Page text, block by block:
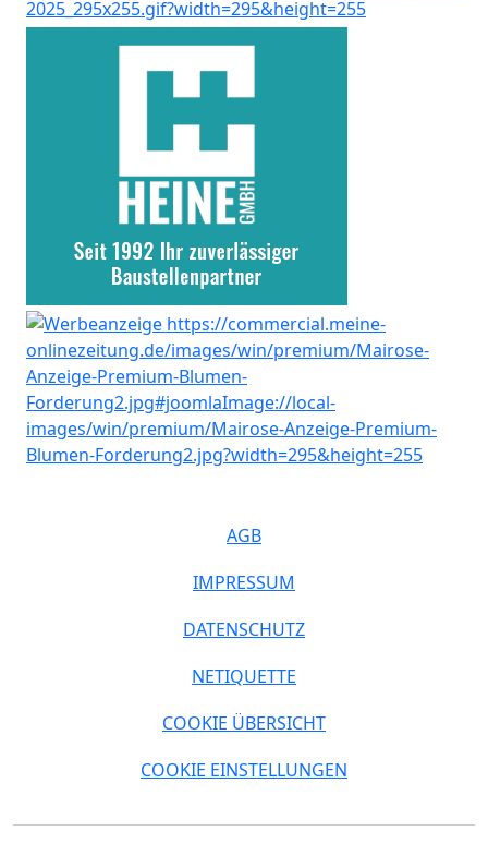
AGB
IMPRESSUM
DATENSCHUTZ
NETIQUETTE
COOKIE ÜBERSICHT
COOKIE EINSTELLUNGEN